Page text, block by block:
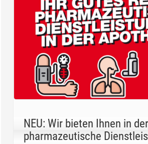
NEU: Wir bieten Ihnen in
pharmazeutische